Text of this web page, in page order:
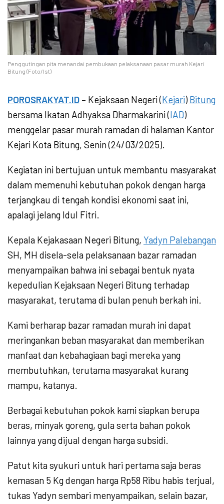
Penggutingan pita menandai pembukaan pelaksanaan pasar murah Kejari
Bitung (Foto/Ist)
POROSRAKYAT.ID – Kejaksaan Negeri (Kejari) Bitung
bersama Ikatan Adhyaksa Dharmakarini (IAD)
menggelar pasar murah ramadan di halaman Kantor
Kejari Kota Bitung, Senin (24/03/2025).
Kegiatan ini bertujuan untuk membantu masyarakat
dalam memenuhi kebutuhan pokok dengan harga
terjangkau di tengah kondisi ekonomi saat ini,
apalagi jelang Idul Fitri.
Kepala Kejakasaan Negeri Bitung, Yadyn Palebangan
SH, MH disela-sela pelaksanaan bazar ramadan
menyampaikan bahwa ini sebagai bentuk nyata
kepedulian Kejaksaan Negeri Bitung terhadap
masyarakat, terutama di bulan penuh berkah ini.
Kami berharap bazar ramadan murah ini dapat
meringankan beban masyarakat dan memberikan
manfaat dan kebahagiaan bagi mereka yang
membutuhkan, terutama masyarakat kurang
mampu, katanya.
Berbagai kebutuhan pokok kami siapkan berupa
beras, minyak goreng, gula serta bahan pokok
lainnya yang dijual dengan harga subsidi.
Patut kita syukuri untuk hari pertama saja beras
kemasan 5 Kg dengan harga Rp58 Ribu habis terjual,
tukas Yadyn sembari menyampaikan, selain bazar,